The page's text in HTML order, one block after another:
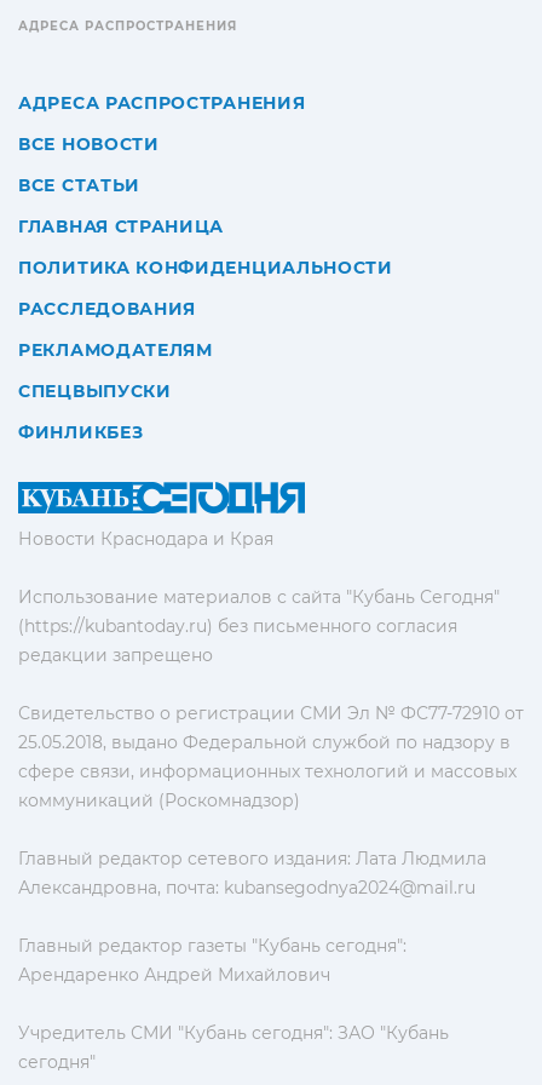
Новости Краснодара и Края
Использование материалов с сайта "Кубань Сегодня"
(https://kubantoday.ru) без письменного согласия
редакции запрещено
Свидетельство о регистрации СМИ Эл № ФС77-72910 от
25.05.2018, выдано Федеральной службой по надзору в
сфере связи, информационных технологий и массовых
коммуникаций (Роскомнадзор)
Главный редактор сетевого издания: Лата Людмила
Александровна, почта: kubansegodnya2024@mail.ru
Главный редактор газеты "Кубань сегодня":
Арендаренко Андрей Михайлович
Учредитель СМИ "Кубань сегодня": ЗАО "Кубань
сегодня"
АДРЕСА РАСПРОСТРАНЕНИЯ
АДРЕСА РАСПРОСТРАНЕНИЯ
ВСЕ НОВОСТИ
ВСЕ СТАТЬИ
ГЛАВНАЯ СТРАНИЦА
ПОЛИТИКА КОНФИДЕНЦИАЛЬНОСТИ
РАССЛЕДОВАНИЯ
РЕКЛАМОДАТЕЛЯМ
СПЕЦВЫПУСКИ
ФИНЛИКБЕЗ